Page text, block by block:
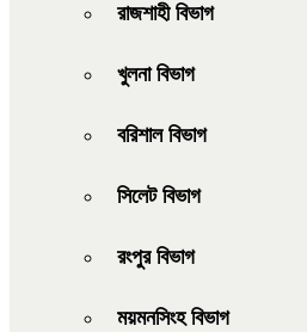
রাজশাহী বিভাগ
খুলনা বিভাগ
বরিশাল বিভাগ
সিলেট বিভাগ
রংপুর বিভাগ
ময়মনসিংহ বিভাগ